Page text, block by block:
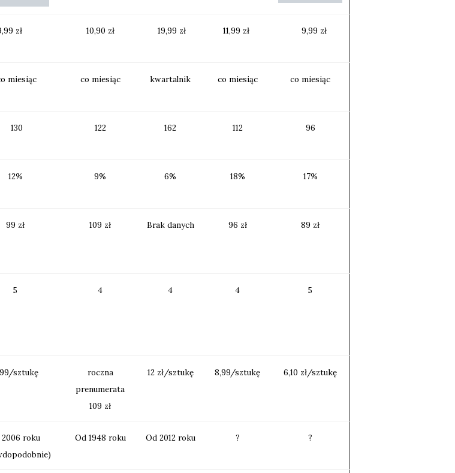
zł 10,90 zł 19,99 zł 11,99 zł 9,99 zł
miesiąc co miesiąc kwartalnik co miesiąc co miesiąc
130 122 162 112 96
12% 9% 6% 18% 17%
99 zł 109 zł Brak danych 96 zł 89 zł
5 4 4 4 5
sztukę
roczna
prenumerata
109 zł
12 zł/sztukę 8,99/sztukę 6,10 zł/sztukę
2006 roku
Od 1948 roku Od 2012 roku ? ?